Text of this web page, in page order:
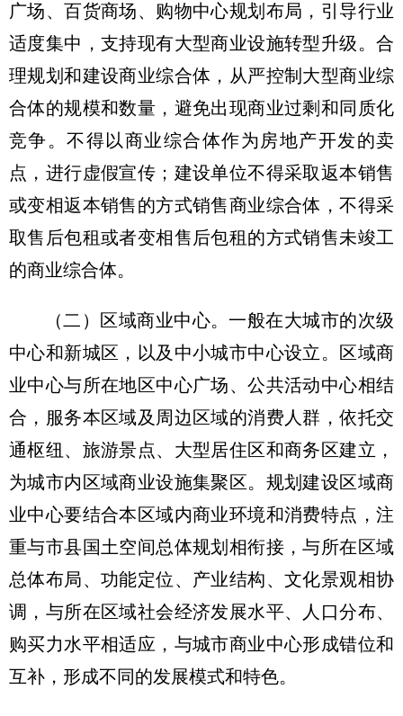
广场、百货商场、购物中心规划布局，引导行业
适度集中，支持现有大型商业设施转型升级。合
理规划和建设商业综合体，从严控制大型商业综
合体的规模和数量，避免出现商业过剩和同质化
竞争。不得以商业综合体作为房地产开发的卖
点，进行虚假宣传；建设单位不得采取返本销售
或变相返本销售的方式销售商业综合体，不得采
取售后包租或者变相售后包租的方式销售未竣工
的商业综合体。
（二）区域商业中心。 一般在大城市的次级
中心和新城区，以及中小城市中心设立。区域商
业中心与所在地区中心广场、公共活动中心相结
合，服务本区域及周边区域的消费人群，依托交
通枢纽、旅游景点、大型居住区和商务区建立，
为城市内区域商业设施集聚区。规划建设区域商
业中心要结合本区域内商业环境和消费特点，注
重与市县国土空间总体规划相衔接，与所在区域
总体布局、功能定位、产业结构、文化景观相协
调，与所在区域社会经济发展水平、人口分布、
购买力水平相适应，与城市商业中心形成错位和
互补，形成不同的发展模式和特色。